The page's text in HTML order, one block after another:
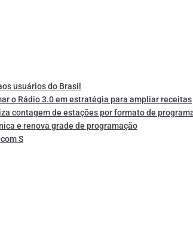
usuários do Brasil
o Rádio 3.0 em estratégia para ampliar receitas
contagem de estações por formato de
e renova grade de programação
S